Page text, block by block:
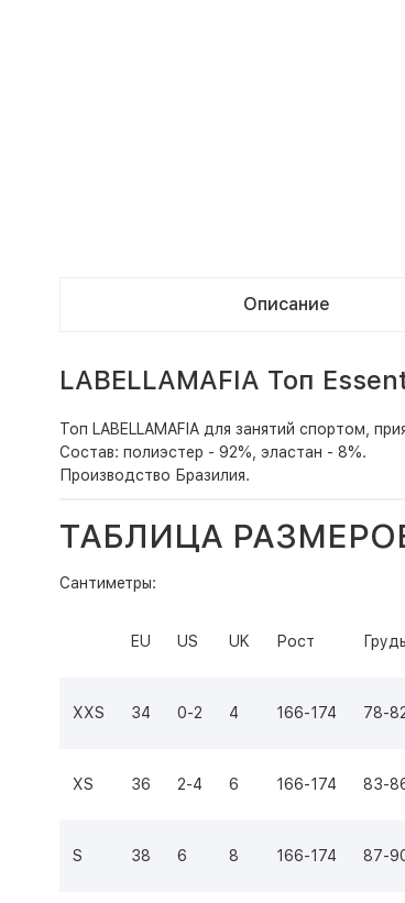
Описание
LABELLAMAFIA Топ
Топ LABELLAMAFIA для занятий спортом,
Состав: полиэстер - 92%, эластан - 8%.
Производство Бразилия.
ТАБЛИЦА
Сантиметры:
EU US UK Рост Грудь
XXS 34 0-2 4 166-174 78-
XS 36 2-4 6 166-174 83-
S 38 6 8 166-174 87-